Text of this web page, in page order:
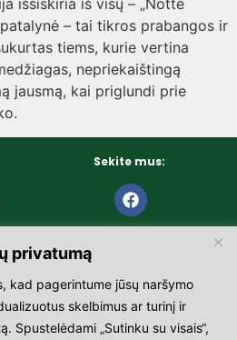
privatumą
kad pagerintume jūsų naršymo
skelbimus ar turinį ir
Spustelėdami „Sutinku su visais“,
išsiskiria iš visų – „Notte
– tai tikros prabangos ir
tiems, kurie vertina
nepriekaištingą
jausmą, kai priglundi prie
Sekite mus: